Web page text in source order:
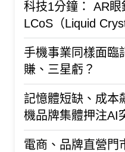
科技1分鐘： AR
LCoS（Liquid
手機事業同樣面
賺、三星虧？
記憶體短缺、成
機品牌集體押注AI
電商、品牌直營